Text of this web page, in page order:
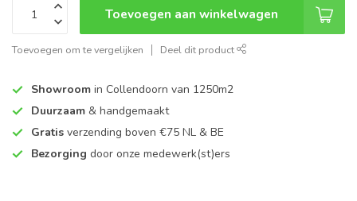
Toevoegen aan winkelwagen
Toevoegen om te vergelijken Deel dit product
Showroom in Collendoorn van 1250m2
Duurzaam & handgemaakt
Gratis verzending boven €75 NL & BE
Bezorging door onze medewerk(st)ers